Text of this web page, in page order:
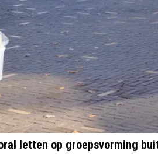
letten op groepsvorming